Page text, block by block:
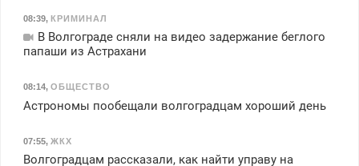
08:39, КРИМИНАЛ
В Волгограде сняли на видео задержание беглого
папаши из Астрахани
08:14, ОБЩЕСТВО
Астрономы пообещали волгоградцам хороший день
07:55, ЖКХ
Волгоградцам рассказали, как найти управу на